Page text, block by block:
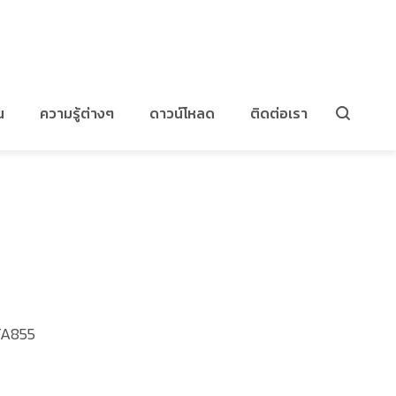
ความรู้ต่างๆ ดาวน์โหลด ติดต่อเรา
งวงน้ำมันเครื่อง